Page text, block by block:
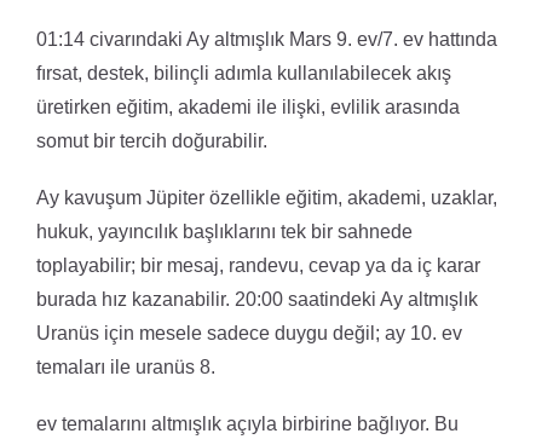
01:14 civarındaki Ay altmışlık Mars 9. ev/7. ev hattında
fırsat, destek, bilinçli adımla kullanılabilecek akış
üretirken eğitim, akademi ile ilişki, evlilik arasında
somut bir tercih doğurabilir.
Ay kavuşum Jüpiter özellikle eğitim, akademi, uzaklar,
hukuk, yayıncılık başlıklarını tek bir sahnede
toplayabilir; bir mesaj, randevu, cevap ya da iç karar
burada hız kazanabilir. 20:00 saatindeki Ay altmışlık
Uranüs için mesele sadece duygu değil; ay 10. ev
temaları ile uranüs 8.
ev temalarını altmışlık açıyla birbirine bağlıyor. Bu